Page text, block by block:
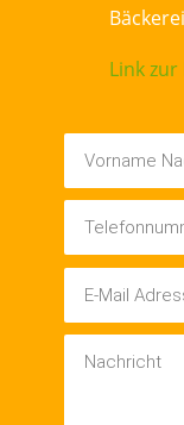
Link zur